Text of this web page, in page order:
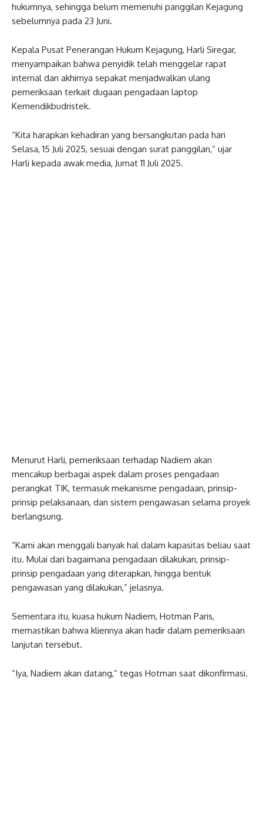
hukumnya, sehingga belum memenuhi panggilan Kejagung
sebelumnya pada 23 Juni.
Kepala Pusat Penerangan Hukum Kejagung, Harli Siregar,
menyampaikan bahwa penyidik telah menggelar rapat
internal dan akhirnya sepakat menjadwalkan ulang
pemeriksaan terkait dugaan pengadaan laptop
Kemendikbudristek.
“Kita harapkan kehadiran yang bersangkutan pada hari
Selasa, 15 Juli 2025, sesuai dengan surat panggilan,” ujar
Harli kepada awak media, Jumat 11 Juli 2025.
Menurut Harli, pemeriksaan terhadap Nadiem akan
mencakup berbagai aspek dalam proses pengadaan
perangkat TIK, termasuk mekanisme pengadaan, prinsip-
prinsip pelaksanaan, dan sistem pengawasan selama proyek
berlangsung.
“Kami akan menggali banyak hal dalam kapasitas beliau saat
itu. Mulai dari bagaimana pengadaan dilakukan, prinsip-
prinsip pengadaan yang diterapkan, hingga bentuk
pengawasan yang dilakukan,” jelasnya.
Sementara itu, kuasa hukum Nadiem, Hotman Paris,
memastikan bahwa kliennya akan hadir dalam pemeriksaan
lanjutan tersebut.
“Iya, Nadiem akan datang,” tegas Hotman saat dikonfirmasi.